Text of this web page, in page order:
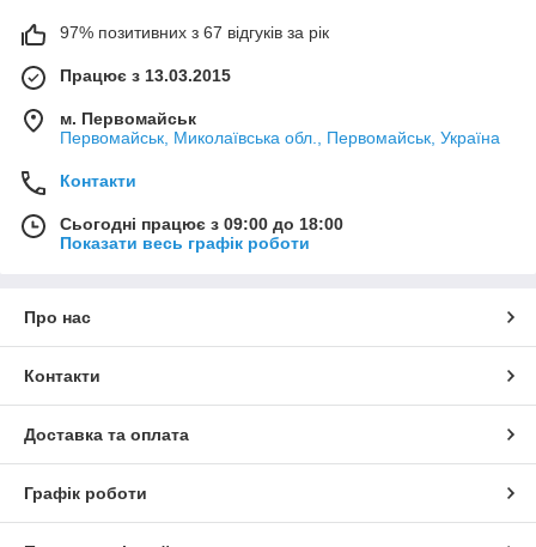
97% позитивних з 67 відгуків за рік
Працює з 13.03.2015
м. Первомайськ
Первомайськ, Миколаївська обл., Первомайськ, Україна
Контакти
Сьогодні працює з 09:00 до 18:00
Показати весь графік роботи
Про нас
Контакти
Доставка та оплата
Графік роботи